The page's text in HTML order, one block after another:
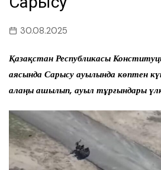
30.08.2025
Қазақстан Республикасы
аясында Сарысу ауылында көптен
алаңы ашылып, ауыл тұрғындары